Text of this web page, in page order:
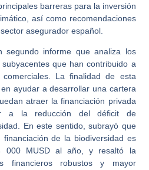
barreras para la inversión
así como recomendaciones
asegurador español.
segundo informe que analiza los
que han contribuido a
La finalidad de esta
ayudar a desarrollar una cartera
atraer la financiación privada
a la reducción del déficit de
En este sentido, subrayó que
de la biodiversidad es
MUSD al año, y resaltó la
financieros robustos y mayor